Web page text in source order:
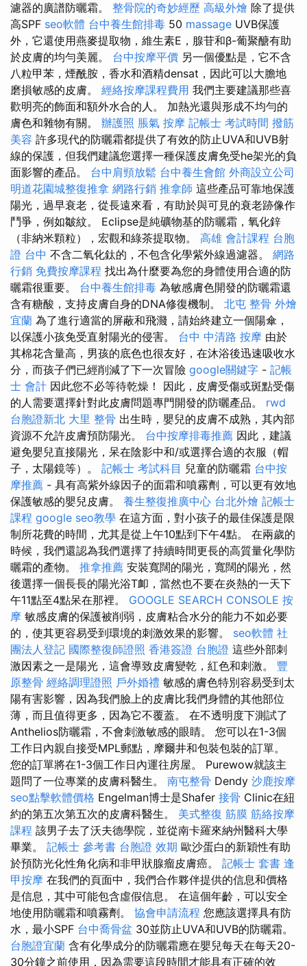
濾器的廣譜防曬霜。 整骨院的奇妙經歷 高級外燴 除了提供
高SPF seo軟體 台中養生館排毒 50 massage UVB保護
外，它還使用燕麥提取物，維生素E，腺苷和β-葡聚醣有助
於皮膚的均勻美麗。 台中按摩平價 另一個優點是，它不含
八粒甲苯，煙酰胺，香水和酒精densat，因此可以大膽地
磨損敏感的皮膚。 經絡按摩課程費用 我們主要建議那些喜
歡明亮的飾面和額外水合的人。 加熱光還與形成不均勻的
膚色和雜物有關。 辦護照 脹氣 按摩 記帳士 考試時間 撥筋
美容 許多現代的防曬霜都提供了有效的防止UVA和UVB射
線的保護，但我們建議您選擇一種保護皮膚免受he架光的負
面影響的產品。 台中肩頸放鬆 台中養生會館 外商設立公司
明道花園城整復推拿 網路行銷 推拿師 這些產品可靠地保護
陽光，過早衰老，從長遠來看，有助於與可見的衰老跡像作
鬥爭，例如皺紋。 Eclipse是純礦物基的防曬霜，氧​​化鋅
（非納米顆粒），宏觀和綠茶提取物。 高雄 會計課程 台胞
證 台中 不含二氧化鈦的，不包含化學紫外線過濾器。 網路
行銷 免費按摩課程 找出為什麼要為您的身體使用合適的防
曬霜很重要。 台中養生館排毒 為敏感膚色開發的防曬霜還
含有糖酸，支持皮膚自身的DNA修復機制。 北屯 整骨 外燴
宜蘭 為了進行適當的屏蔽和飛濺，請始終建立一個陽傘，
以保護小孩免受直射陽光的侵害。 台中 中清路 按摩 由於
其棉花含量高，男孩的底色也很友好，在沐浴後迅速吸收水
分，而孩子們已經削減了下一次冒險 google關鍵字 - 記帳
士 會計 因此您不必等待乾燥！ 因此，皮膚受傷或斑點受傷
的人需要選擇針對此皮膚問題專門開發的防曬產品。 rwd
台胞證新北 大里 整骨 出生時，嬰兒的皮膚不成熟，其內部
資源不允許皮膚預防陽光。 台中按摩排毒推薦 因此，建議
避免嬰兒直接陽光，呆在陰影中和/或選擇合適的衣服（帽
子，太陽鏡等）。 記帳士 考試科目 兒童的防曬霜 台中按
摩推薦 - 具有高紫外線因子的面霜和噴霧劑，可以更有效地
保護敏感的嬰兒皮膚。 養生整復推廣中心 台北外燴 記帳士
課程 google seo教學 在這方面，對小孩子的最佳保護是限
制所花費的時間，尤其是從上午10點到下午4點。 在兩歲的
時候，我們還認為我們選擇了持續時間更長的高質量化學防
曬霜的產物。 推拿推薦 安裝寬闊的陽光，寬闊的陽光，然
後選擇一個長長的陽光浴T卹，當然也不要在炎熱的一天下
午11點至4點呆在那裡。 GOOGLE SEARCH CONSOLE 按
摩 敏感皮膚的保護被削弱，皮膚粘合水分的能力不如必要
的，使其更容易受到環境的刺激效果的影響。 seo軟體 社
團法人登記 國際整復師證照 香港簽證 台胞證 這些外部刺
激因素之一是陽光，這會導致皮膚變乾，紅色和刺激。 豐
原整骨 經絡調理證照 戶外婚禮 敏感的膚色特別容易受到太
陽有害影響，因為我們臉上的皮膚比我們身體的其他部位
薄，而且值得更多，因為它不覆蓋。 在不透明度下測試了
Anthelios防曬霜，不會刺激敏感的眼睛。 您可以在1-3個
工作日內親自接受MPL郵點，摩爾井和包裝包裝的訂單。
您的訂單將在1-3個工作日內運往房屋。 Purewow就該主
題問了一位專業的皮膚科醫生。 南屯整骨 Dendy 沙鹿按摩
seo點擊軟體價格 Engelman博士是Shafer 接骨 Clinic在紐
約的第五次第五次的皮膚科醫生。 美式整復 筋膜 筋絡按摩
課程 該男子去了沃夫德學院，並從南卡羅來納州醫科大學
畢業。 記帳士 參考書 台胞證 效期 歐沙蛋白的新穎性有助
於預防光化性角化病和非甲狀腺瘤皮膚癌。 記帳士 套書 逢
甲按摩 在我們的頁面中，我們合作夥伴提供的信息和價格
是信息，其中可能包含虛假信息。 在這個年齡，可以安全
地使用防曬霜和噴霧劑。 協會申請流程 您應該選擇具有防
水，最小SPF 台中喬骨盆 30並防止UVA和UVB的防曬霜。
台胞證宜蘭 含有化學成分的防曬霜應在嬰兒每天在每天20-
30分鐘之前使用，因為需要這段時間才能具有正確的效